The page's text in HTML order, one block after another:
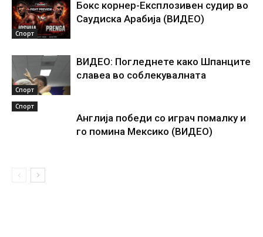
Спорт
Бокс корнер-Експлозивен судир во
Саудиска Арабија (ВИДЕО)
Спорт
ВИДЕО: Погледнете како Шпанците
славеа во соблекувалната
Спорт
Англија победи со играч помалку и
го помина Мексико (ВИДЕО)